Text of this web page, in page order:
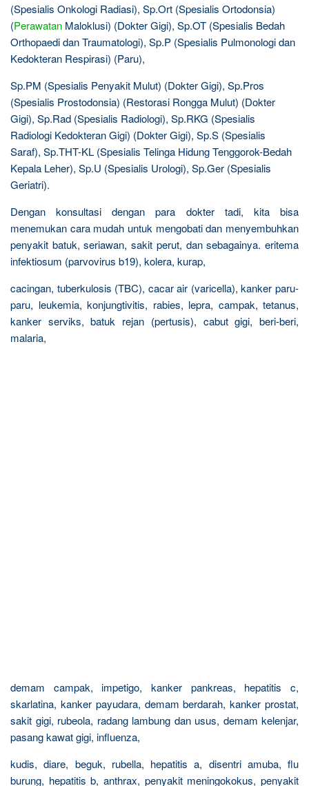
(Spesialis Onkologi Radiasi), Sp.Ort (Spesialis Ortodonsia)
(Perawatan Maloklusi) (Dokter Gigi), Sp.OT (Spesialis Bedah
Orthopaedi dan Traumatologi), Sp.P (Spesialis Pulmonologi dan
Kedokteran Respirasi) (Paru),
Sp.PM (Spesialis Penyakit Mulut) (Dokter Gigi), Sp.Pros
(Spesialis Prostodonsia) (Restorasi Rongga Mulut) (Dokter
Gigi), Sp.Rad (Spesialis Radiologi), Sp.RKG (Spesialis
Radiologi Kedokteran Gigi) (Dokter Gigi), Sp.S (Spesialis
Saraf), Sp.THT-KL (Spesialis Telinga Hidung Tenggorok-Bedah
Kepala Leher), Sp.U (Spesialis Urologi), Sp.Ger (Spesialis
Geriatri).
Dengan konsultasi dengan para dokter tadi, kita bisa
menemukan cara mudah untuk mengobati dan menyembuhkan
penyakit batuk, seriawan, sakit perut, dan sebagainya. eritema
infektiosum (parvovirus b19), kolera, kurap,
cacingan, tuberkulosis (TBC), cacar air (varicella), kanker paru-
paru, leukemia, konjungtivitis, rabies, lepra, campak, tetanus,
kanker serviks, batuk rejan (pertusis), cabut gigi, beri-beri,
malaria,
demam campak, impetigo, kanker pankreas, hepatitis c,
skarlatina, kanker payudara, demam berdarah, kanker prostat,
sakit gigi, rubeola, radang lambung dan usus, demam kelenjar,
pasang kawat gigi, influenza,
kudis, diare, beguk, rubella, hepatitis a, disentri amuba, flu
burung, hepatitis b, anthrax, penyakit meningokokus, penyakit